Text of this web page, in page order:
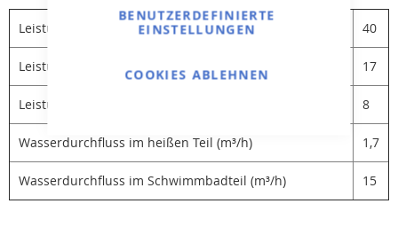
BENUTZERDEFINIERTE
EINSTELLUNGEN
COOKIES ABLEHNEN
Leistung bei heißen Teilen 90°C (kW) 40
Leistung bei heißen Teilen 60°C (kW) 17
Leistung bei heißen Teilen 45°C (kW) 8
Wasserdurchfluss im heißen Teil (m³/h) 1,7
Wasserdurchfluss im Schwimmbadteil (m³/h) 15